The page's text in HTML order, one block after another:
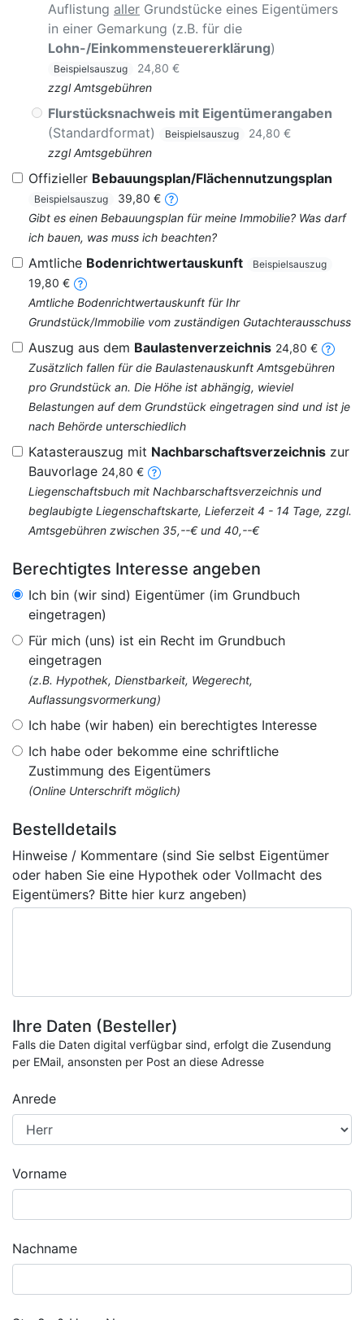
Auflistung aller Grundstücke eines Eigentümers
in einer Gemarkung (z.B. für die
Lohn-/Einkommensteuererklärung)
Beispielsauszug
24,80 €
zzgl Amtsgebühren
Flurstücksnachweis mit Eigentümerangaben
(Standardformat)
Beispielsauszug
24,80 €
zzgl Amtsgebühren
Offizieller Bebauungsplan/Flächennutzungsplan
Beispielsauszug
39,80 €
Gibt es einen Bebauungsplan für meine Immobilie? Was darf
ich bauen, was muss ich beachten?
Amtliche Bodenrichtwertauskunft Beispielsauszug
19,80 €
Amtliche Bodenrichtwertauskunft für Ihr
Grundstück/Immobilie vom zuständigen Gutachterausschuss
Auszug aus dem Baulastenverzeichnis 24,80 €
Zusätzlich fallen für die Baulastenauskunft Amtsgebühren
pro Grundstück an. Die Höhe ist abhängig, wieviel
Belastungen auf dem Grundstück eingetragen sind und ist je
nach Behörde unterschiedlich
Katasterauszug mit Nachbarschaftsverzeichnis zur
Bauvorlage 24,80 €
Liegenschaftsbuch mit Nachbarschaftsverzeichnis und
beglaubigte Liegenschaftskarte, Lieferzeit 4 - 14 Tage, zzgl.
Amtsgebühren zwischen 35,--€ und 40,--€
Berechtigtes Interesse angeben
Ich bin (wir sind) Eigentümer (im Grundbuch
eingetragen)
Für mich (uns) ist ein Recht im Grundbuch
eingetragen
(z.B. Hypothek, Dienstbarkeit, Wegerecht,
Auflassungsvormerkung)
Ich habe (wir haben) ein berechtigtes Interesse
Ich habe oder bekomme eine schriftliche
Zustimmung des Eigentümers
(Online Unterschrift möglich)
Bestelldetails
Hinweise / Kommentare (sind Sie selbst Eigentümer
oder haben Sie eine Hypothek oder Vollmacht des
Eigentümers? Bitte hier kurz angeben)
Ihre Daten (Besteller)
Falls die Daten digital verfügbar sind, erfolgt die Zusendung
per EMail, ansonsten per Post an diese Adresse
Anrede
Vorname
Nachname